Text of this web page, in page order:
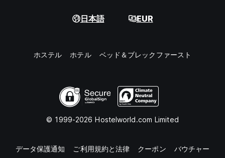
日本語 EUR
ホステル ホテル ベッド＆ブレックファースト
© 1999-2026 Hostelworld.com Limited
データ保護通知 ご利用規約と法律 クーポン バウチャー